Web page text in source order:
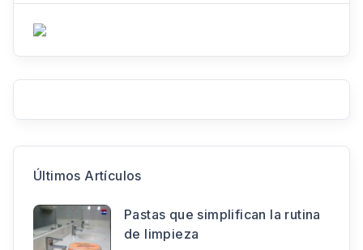
Últimos Artículos
Pastas que simplifican la rutina
de limpieza